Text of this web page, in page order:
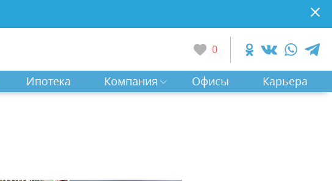
0
Ипотека Компания Офисы Карьера